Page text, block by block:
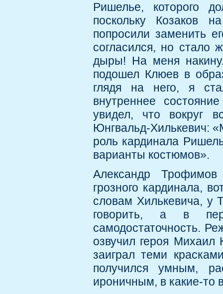
Ришелье, которого
поскольку Козаков
попросили заменить
согласился, но стало
дыры! На меня
подошел Клюев в
глядя на него, я
внутреннее
увидел, что вокруг
Юнгвальд-Хилькевич:
роль кардинала
варианты костюмов».
Александр Трофимов
грозного кардинала,
словам Хилькевича, у
говорить, а в
самодостаточность.
озвучил героя Михаил
заиграл теми
получился умным,
ироничным, в какие-то